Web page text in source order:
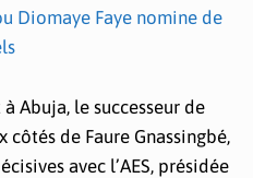
Diomaye Faye nomine de
Abuja, le successeur de
côtés de Faure Gnassingbé,
avec l’AES, présidée